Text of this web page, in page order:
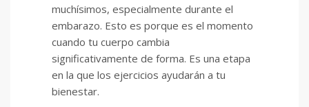
muchísimos, especialmente durante el
embarazo. Esto es porque es el momento
cuando tu cuerpo cambia
significativamente de forma. Es una etapa
en la que los ejercicios ayudarán a tu
bienestar.